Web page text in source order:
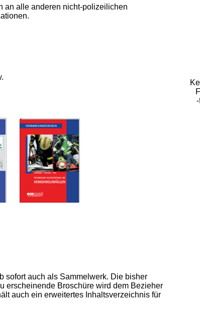
an alle anderen nicht-polizeilichen
sofort auch als Sammelwerk. Die bisher
erscheinende Broschüre wird dem Bezieher
auch ein erweitertes Inhaltsverzeichnis für